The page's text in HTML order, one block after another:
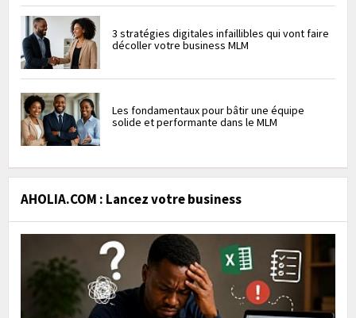
3 stratégies digitales infaillibles qui vont faire
décoller votre business MLM
Les fondamentaux pour bâtir une équipe
solide et performante dans le MLM
AHOLIA.COM : Lancez votre business